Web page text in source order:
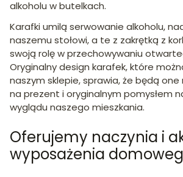
alkoholu w butelkach.
Karafki umilą serwowanie alkoholu,
naszemu stołowi, a te z zakrętką z
swoją rolę w przechowywaniu
Oryginalny design karafek, które
naszym sklepie, sprawia, że będą
na prezent i oryginalnym pomysłem
wyglądu naszego mieszkania.
Oferujemy naczynia i
wyposażenia